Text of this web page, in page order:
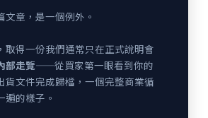
文章，是一個例外。
取得一份我們通常只在正式說明會
部走覽——從買家第一眼看到你的
貨文件完成歸檔，一個完整商業循
遍的樣子。